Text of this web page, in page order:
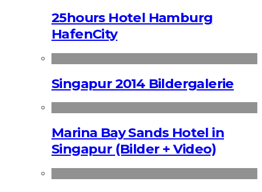
25hours Hotel Hamburg
HafenCity
Singapur 2014 Bildergalerie
Marina Bay Sands Hotel in
Singapur (Bilder + Video)